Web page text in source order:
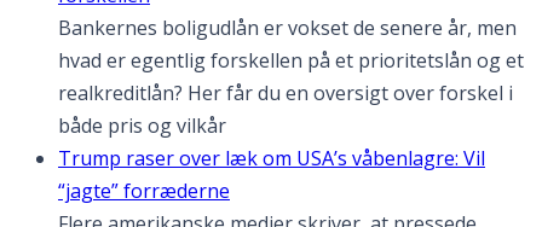
Bankernes boligudlån er vokset de senere år, men
hvad er egentlig forskellen på et prioritetslån og et
realkreditlån? Her får du en oversigt over forskel i
både pris og vilkår
Trump raser over læk om USA’s våbenlagre: Vil
“jagte” forræderne